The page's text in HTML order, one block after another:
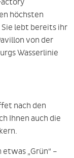
höchsten
lebt bereits ihr
von der
Wasserlinie
nach den
Ihnen auch die
„Grün“ –